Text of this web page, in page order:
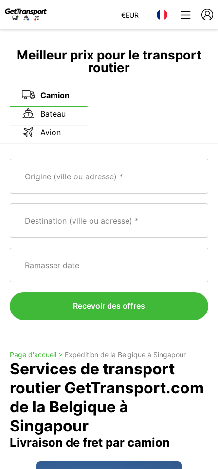
€EUR
Meilleur prix pour le transport
routier
Camion
Bateau
Avion
Origine (ville ou adresse)
Destination (ville ou adresse)
Ramasser date
Recevoir des offres
Page d'accueil > Expédition de la Belgique à Singapour
Services de transport
routier GetTransport.com
de la Belgique à
Singapour
Livraison de fret par camion